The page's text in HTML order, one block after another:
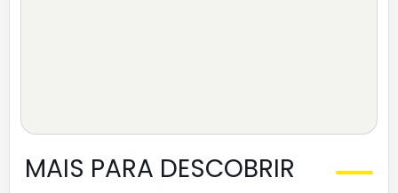
MAIS PARA DESCOBRIR